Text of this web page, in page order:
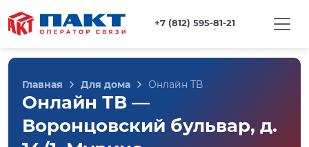
+7 (812) 595-81-21
Главная Для дома Онлайн ТВ
Онлайн ТВ —
Воронцовский бульвар, д.